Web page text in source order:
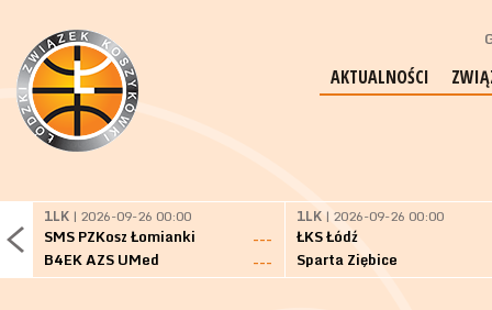
AKTUALNOŚCI
1LK | 2026-09-26 00:00
SMS PZKosz Łomianki
---
B4EK AZS UMed
---
1LK | 2026-09-26 00:00
ŁKS Łódź
Sparta Ziębice